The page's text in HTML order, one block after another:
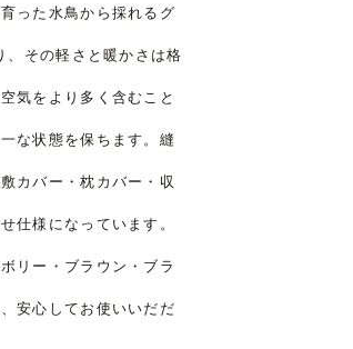
った水鳥から採れるグ
、その軽さと暖かさは格
気をより多く含むこと
な状態を保ちます。縫
カバー・枕カバー・収
仕様になっています。
リー・ブラウン・ブラ
安心してお使いいだだ